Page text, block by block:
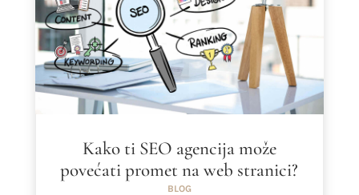
Kako ti SEO agencija može
povećati promet na web stranici?
BLOG